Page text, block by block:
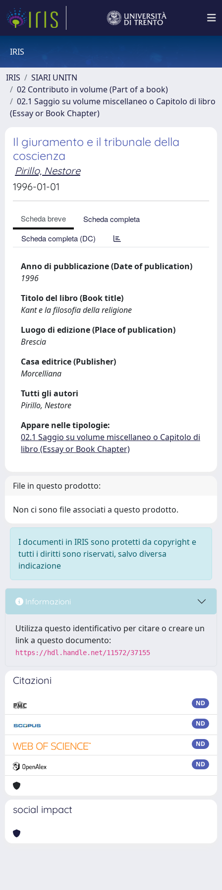
IRIS
IRIS
SIARI UNITN
02 Contributo in volume (Part of a book)
02.1 Saggio su volume miscellaneo o Capitolo di libro
(Essay or Book Chapter)
Il giuramento e il tribunale della
coscienza
Pirillo, Nestore
1996-01-01
Scheda breve
Scheda completa
Scheda completa (DC)
Anno di pubblicazione (Date of publication)
1996
Titolo del libro (Book title)
Kant e la filosofia della religione
Luogo di edizione (Place of publication)
Brescia
Casa editrice (Publisher)
Morcelliana
Tutti gli autori
Pirillo, Nestore
Appare nelle tipologie:
02.1 Saggio su volume miscellaneo o Capitolo di
libro (Essay or Book Chapter)
File in questo prodotto:
Non ci sono file associati a questo prodotto.
I documenti in IRIS sono protetti da copyright e
tutti i diritti sono riservati, salvo diversa
indicazione
Informazioni
Utilizza questo identificativo per citare o creare un
link a questo documento:
https://hdl.handle.net/11572/37155
Citazioni
ND
ND
ND
ND
social impact